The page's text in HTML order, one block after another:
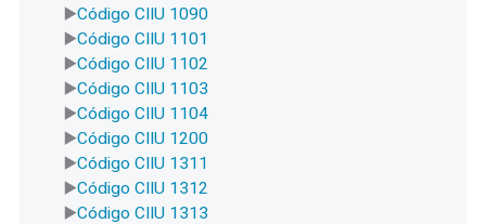
Código CIIU 1090
Código CIIU 1101
Código CIIU 1102
Código CIIU 1103
Código CIIU 1104
Código CIIU 1200
Código CIIU 1311
Código CIIU 1312
Código CIIU 1313